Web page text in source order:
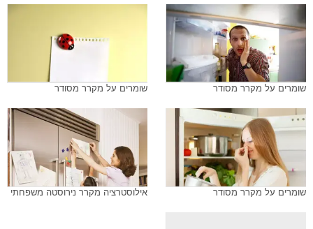
שומרים על מקרר מסודר שומרים על מקרר מסודר
שומרים על מקרר מסודר אילוסטרציה מקרר נירוסטה משפחתי